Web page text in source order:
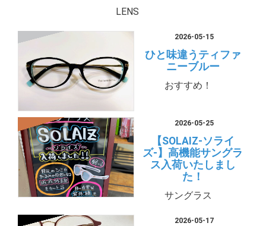
LENS
2026-05-15
ひと味違うティファ
ニーブルー
おすすめ！
2026-05-25
【SOLAIZ-ソライ
ズ-】高機能サングラ
ス入荷いたしまし
た！
サングラス
2026-05-17